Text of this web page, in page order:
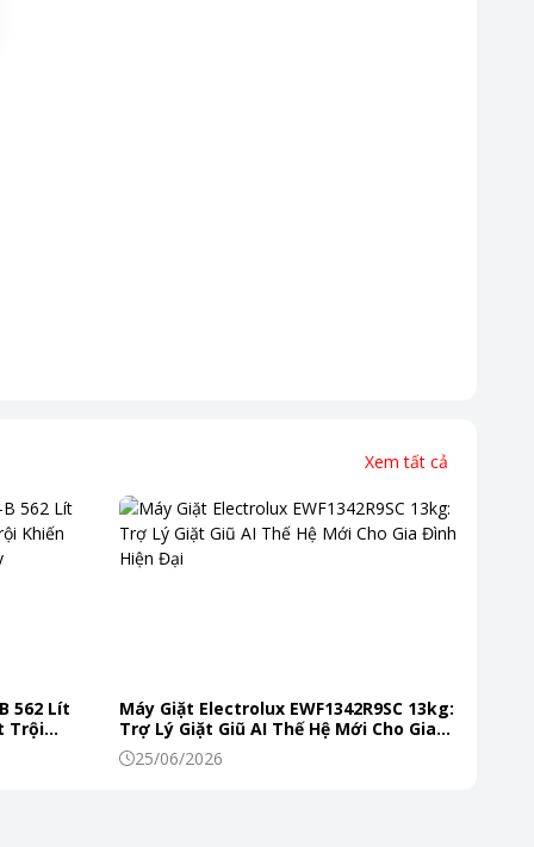
Xem tất cả
562 Lít
Trội
Ngày
Máy Giặt Electrolux EWF1342R9SC 13kg:
Trợ Lý Giặt Giũ AI Thế Hệ Mới Cho Gia
Đình Hiện Đại
25/06/2026